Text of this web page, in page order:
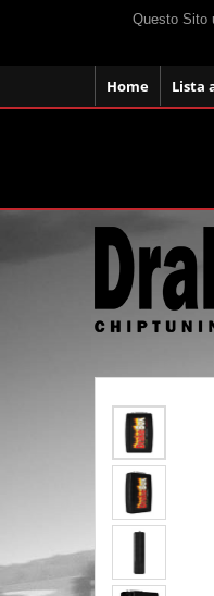
Questo Sito
Home Lista